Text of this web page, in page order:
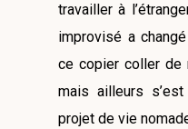
travailler à
improvisé a
ce copier coller de
mais ailleurs
projet de vie